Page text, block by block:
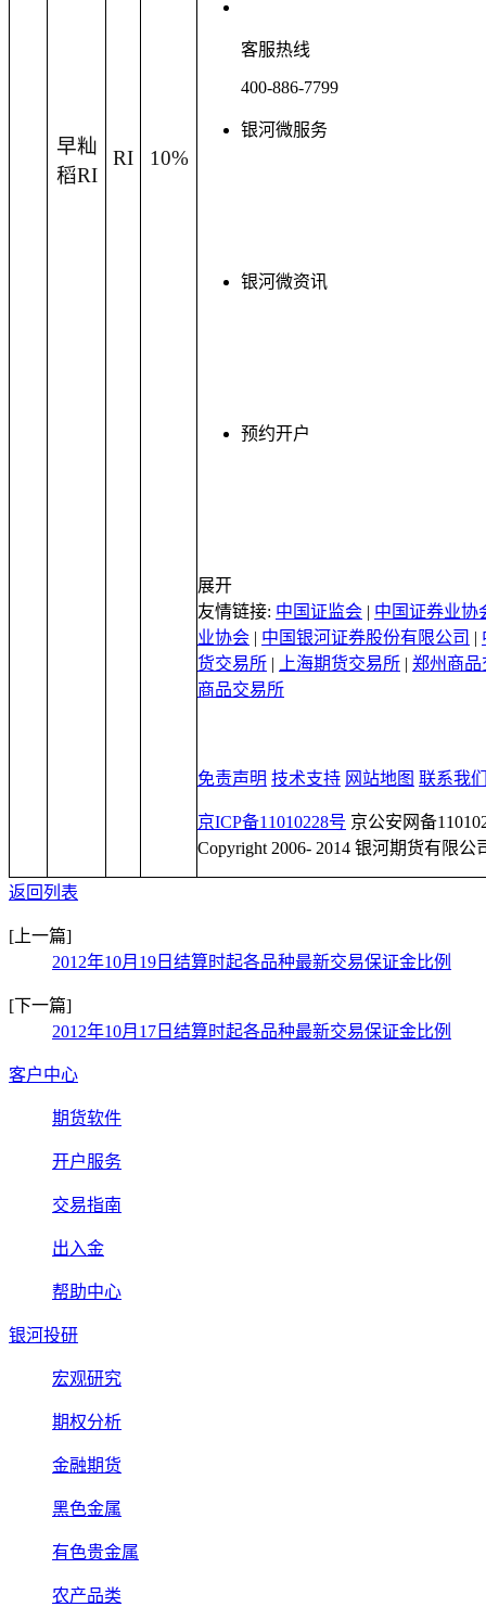
早籼
稻RI
RI 10%
客服热线
400-886-7799
银河微服务
银河微资讯
预约开户
展开
友情链接: 中国证监会 | 中国证券业协
业协会 | 中国银河证券股份有限公司 |
货交易所 | 上海期货交易所 | 郑州商品
商品交易所
免责声明 技术支持 网站地图 联系我
京ICP备11010228号 京公安网备
Copyright 2006- 2014 银河期货有限公
返回列表
[上一篇]
2012年10月19日结算时起各品种最新交易保证金比例
[下一篇]
2012年10月17日结算时起各品种最新交易保证金比例
客户中心
期货软件
开户服务
交易指南
出入金
帮助中心
银河投研
宏观研究
期权分析
金融期货
黑色金属
有色贵金属
农产品类